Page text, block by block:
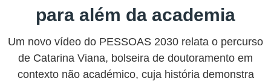
para além da academia
Um novo vídeo do PESSOAS 2030 relata o percurso
de Catarina Viana, bolseira de doutoramento em
contexto não académico, cuja história demonstra